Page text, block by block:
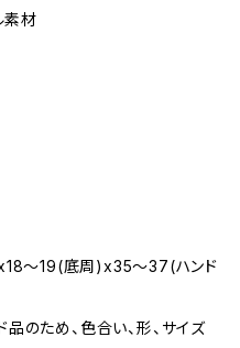
素材
～19(底周)x35～37(ハンド
のため、色合い、形、サイズ